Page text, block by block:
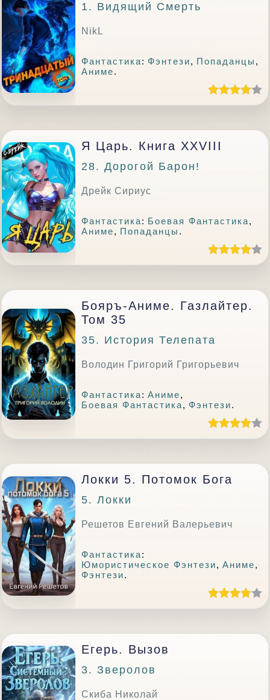
1. Видящий Смерть
NikL
Фантастика: Фэнтези, Попаданцы ,
Аниме.
Я Царь. Книга XXVIII
28. Дорогой Барон!
Дрейк Сириус
Фантастика: Боевая Фантастика,
Аниме, Попаданцы .
Бояръ-Аниме. Газлайтер.
Том 35
35. История Телепата
Володин Григорий Григорьевич
Фантастика:Аниме,
Боевая Фантастика, Фэнтези.
Локки 5. Потомок Бога
5. Локки
Решетов Евгений Валерьевич
Фантастика:
Юмористическое Фэнтези,Аниме,
Фэнтези.
Егерь. Вызов
3. Зверолов
Скиба Николай